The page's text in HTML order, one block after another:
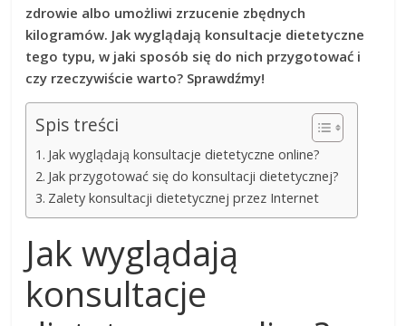
zdrowie albo umożliwi zrzucenie zbędnych
kilogramów. Jak wyglądają konsultacje dietetyczne
tego typu, w jaki sposób się do nich przygotować i
czy rzeczywiście warto? Sprawdźmy!
Spis treści
Jak wyglądają konsultacje dietetyczne online?
Jak przygotować się do konsultacji dietetycznej?
Zalety konsultacji dietetycznej przez Internet
Jak wyglądają
konsultacje